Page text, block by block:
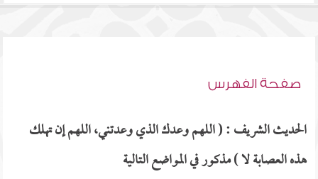
صفحة الفهرس
الحديث الشريف : ( اللهم وعدك الذي وعدتني، اللهم إن تهلك
هذه العصابة لا ) مذكور في المواضع التالية